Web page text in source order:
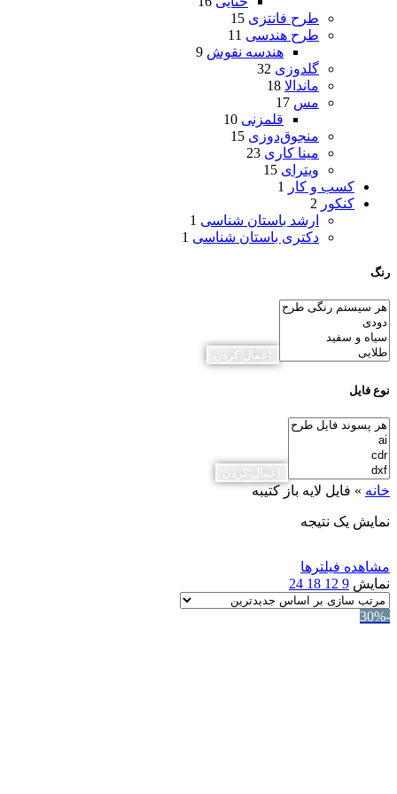
طرح فانتزی 15
طرح هندسی 11
هندسه نقوش 9
گلدوزی 32
ماندالا 18
مس 17
قلمزنی 10
منجوق‌دوزی 15
مینا کاری 23
ویترای 15
کسب و کار
1
کنکور 2
ارشد باستان شناسی 1
دکتری باستان شناسی 1
رنگ
اعمال کردن
نوع فایل
اعمال کردن
خانه » فایل لایه باز کتیبه
نمایش یک نتیجه
مشاهده فیلترها
نمایش 9
12
18
24
-30%